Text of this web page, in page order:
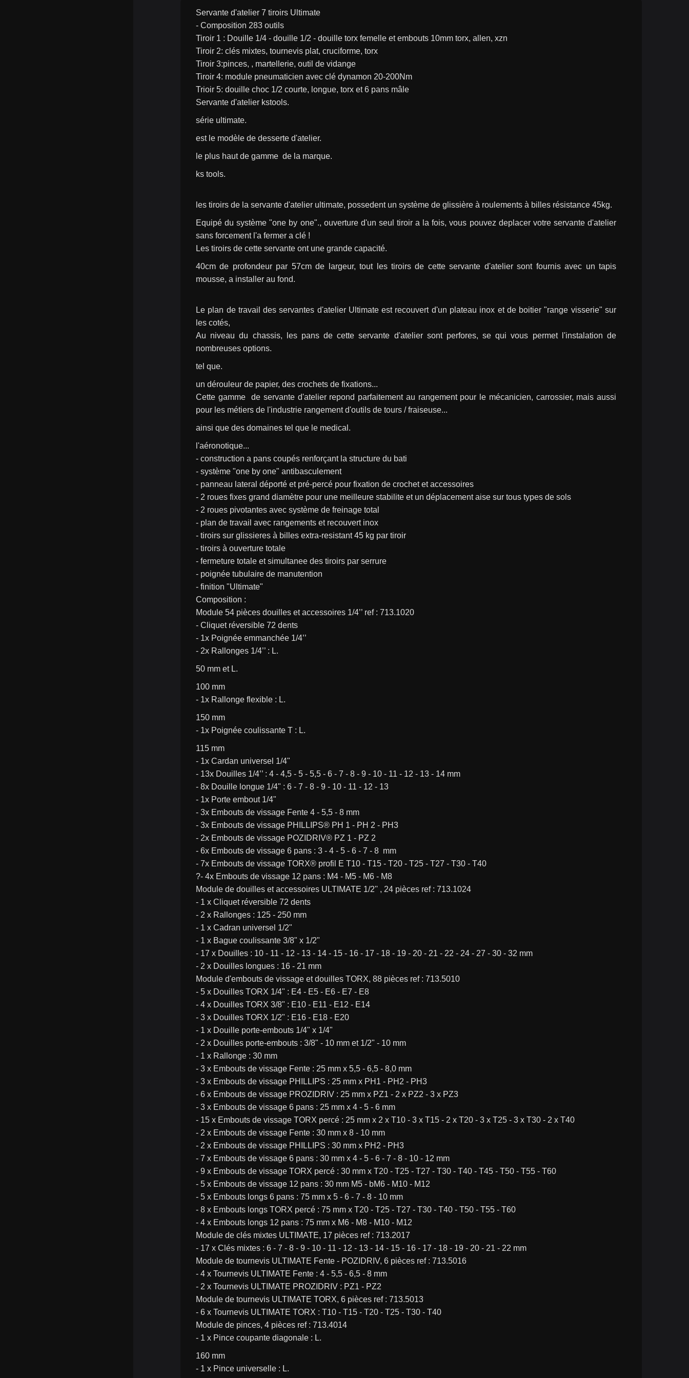
Servante d'atelier 7 tiroirs Ultimate
- Composition 283 outils
Tiroir 1 : Douille 1/4 - douille 1/2 - douille torx femelle et embouts 10mm torx, allen, xzn
Tiroir 2: clés mixtes, tournevis plat, cruciforme, torx
Tiroir 3:pinces, , martellerie, outil de vidange
Tiroir 4: module pneumaticien avec clé dynamon 20-200Nm
Trioir 5: douille choc 1/2 courte, longue, torx et 6 pans mâle
Servante d'atelier kstools.
série ultimate.
est le modèle de desserte d'atelier.
le plus haut de gamme  de la marque.
ks tools.
les tiroirs de la servante d'atelier ultimate, possedent un système de glissière à roulements à billes résistance 45kg.
Equipé du système "one by one"., ouverture d'un seul tiroir a la fois, vous pouvez deplacer votre servante d'atelier
sans forcement l'a fermer a clé !
Les tiroirs de cette servante ont une grande capacité.
40cm de profondeur par 57cm de largeur, tout les tiroirs de cette servante d'atelier sont fournis avec un tapis
mousse, a installer au fond.
Le plan de travail des servantes d'atelier Ultimate est recouvert d'un plateau inox et de boitier "range visserie" sur
les cotés,
Au niveau du chassis, les pans de cette servante d'atelier sont perfores, se qui vous permet l'instalation de
nombreuses options.
tel que.
un dérouleur de papier, des crochets de fixations...
Cette gamme  de servante d'atelier repond parfaitement au rangement pour le mécanicien, carrossier, mais aussi
pour les métiers de l'industrie rangement d'outils de tours / fraiseuse...
ainsi que des domaines tel que le medical.
l'aéronotique...
- construction a pans coupés renforçant la structure du bati
- système "one by one" antibasculement
- panneau lateral déporté et pré-percé pour fixation de crochet et accessoires
- 2 roues fixes grand diamètre pour une meilleure stabilite et un déplacement aise sur tous types de sols
- 2 roues pivotantes avec système de freinage total
- plan de travail avec rangements et recouvert inox
- tiroirs sur glissieres à billes extra-resistant 45 kg par tiroir
- tiroirs à ouverture totale
- fermeture totale et simultanee des tiroirs par serrure
- poignée tubulaire de manutention
- finition "Ultimate"
Composition :
Module 54 pièces douilles et accessoires 1/4’’ ref : 713.1020
- Cliquet réversible 72 dents
- 1x Poignée emmanchée 1/4’’
- 2x Rallonges 1/4’’ : L.
50 mm et L.
100 mm
- 1x Rallonge flexible : L.
150 mm
- 1x Poignée coulissante T : L.
115 mm
- 1x Cardan universel 1/4"
- 13x Douilles 1/4’’ : 4 - 4,5 - 5 - 5,5 - 6 - 7 - 8 - 9 - 10 - 11 - 12 - 13 - 14 mm
- 8x Douille longue 1/4" : 6 - 7 - 8 - 9 - 10 - 11 - 12 - 13
- 1x Porte embout 1/4"
- 3x Embouts de vissage Fente 4 - 5,5 - 8 mm
- 3x Embouts de vissage PHILLIPS® PH 1 - PH 2 - PH3
- 2x Embouts de vissage POZIDRIV® PZ 1 - PZ 2
- 6x Embouts de vissage 6 pans : 3 - 4 - 5 - 6 - 7 - 8  mm
- 7x Embouts de vissage TORX® profil E T10 - T15 - T20 - T25 - T27 - T30 - T40
?- 4x Embouts de vissage 12 pans : M4 - M5 - M6 - M8
Module de douilles et accessoires ULTIMATE 1/2'' , 24 pièces ref : 713.1024
- 1 x Cliquet réversible 72 dents
- 2 x Rallonges : 125 - 250 mm
- 1 x Cadran universel 1/2"
- 1 x Bague coulissante 3/8" x 1/2"
- 17 x Douilles : 10 - 11 - 12 - 13 - 14 - 15 - 16 - 17 - 18 - 19 - 20 - 21 - 22 - 24 - 27 - 30 - 32 mm
- 2 x Douilles longues : 16 - 21 mm
Module d'embouts de vissage et douilles TORX, 88 pièces ref : 713.5010
- 5 x Douilles TORX 1/4" : E4 - E5 - E6 - E7 - E8
- 4 x Douilles TORX 3/8" : E10 - E11 - E12 - E14
- 3 x Douilles TORX 1/2" : E16 - E18 - E20
- 1 x Douille porte-embouts 1/4" x 1/4"
- 2 x Douilles porte-embouts : 3/8" - 10 mm et 1/2" - 10 mm
- 1 x Rallonge : 30 mm
- 3 x Embouts de vissage Fente : 25 mm x 5,5 - 6,5 - 8,0 mm
- 3 x Embouts de vissage PHILLIPS : 25 mm x PH1 - PH2 - PH3
- 6 x Embouts de vissage PROZIDRIV : 25 mm x PZ1 - 2 x PZ2 - 3 x PZ3
- 3 x Embouts de vissage 6 pans : 25 mm x 4 - 5 - 6 mm
- 15 x Embouts de vissage TORX percé : 25 mm x 2 x T10 - 3 x T15 - 2 x T20 - 3 x T25 - 3 x T30 - 2 x T40
- 2 x Embouts de vissage Fente : 30 mm x 8 - 10 mm
- 2 x Embouts de vissage PHILLIPS : 30 mm x PH2 - PH3
- 7 x Embouts de vissage 6 pans : 30 mm x 4 - 5 - 6 - 7 - 8 - 10 - 12 mm
- 9 x Embouts de vissage TORX percé : 30 mm x T20 - T25 - T27 - T30 - T40 - T45 - T50 - T55 - T60
- 5 x Embouts de vissage 12 pans : 30 mm M5 - bM6 - M10 - M12
- 5 x Embouts longs 6 pans : 75 mm x 5 - 6 - 7 - 8 - 10 mm
- 8 x Embouts longs TORX percé : 75 mm x T20 - T25 - T27 - T30 - T40 - T50 - T55 - T60
- 4 x Embouts longs 12 pans : 75 mm x M6 - M8 - M10 - M12
Module de clés mixtes ULTIMATE, 17 pièces ref : 713.2017
- 17 x Clés mixtes : 6 - 7 - 8 - 9 - 10 - 11 - 12 - 13 - 14 - 15 - 16 - 17 - 18 - 19 - 20 - 21 - 22 mm
Module de tournevis ULTIMATE Fente - POZIDRIV, 6 pièces ref : 713.5016
- 4 x Tournevis ULTIMATE Fente : 4 - 5,5 - 6,5 - 8 mm
- 2 x Tournevis ULTIMATE PROZIDRIV : PZ1 - PZ2
Module de tournevis ULTIMATE TORX, 6 pièces ref : 713.5013
- 6 x Tournevis ULTIMATE TORX : T10 - T15 - T20 - T25 - T30 - T40
Module de pinces, 4 pièces ref : 713.4014
- 1 x Pince coupante diagonale : L.
160 mm
- 1 x Pince universelle : L.